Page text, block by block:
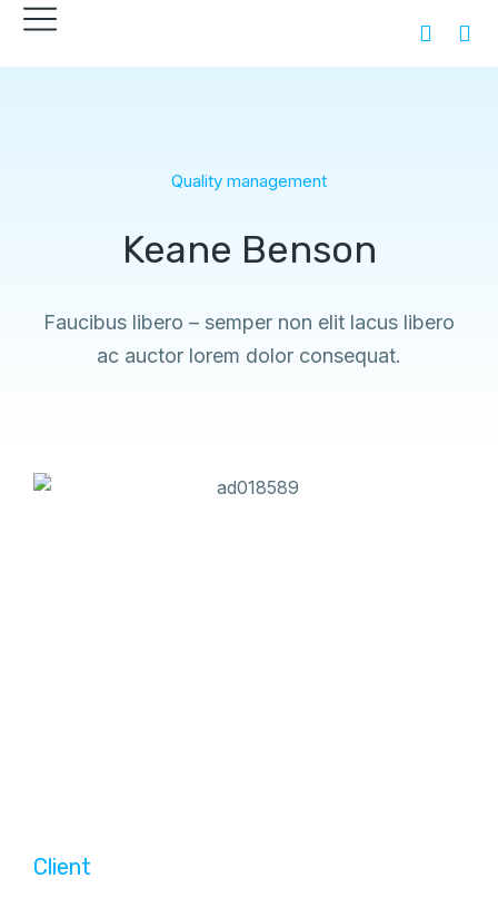
Quality management
Keane Benson
Faucibus libero – semper non elit lacus libero
ac auctor lorem dolor consequat.
Client